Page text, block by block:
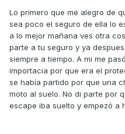
Lo primero que me alegro de
sea poco el seguro de ella lo
a lo mejor mañana ves otra
parte a tu seguro y ya
siempre a tiempo. A mi me
importacia por que era el
se había partido por que una
moto al suelo. No di parte por
escape iba suelto y empezó a